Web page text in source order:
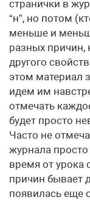
странички в
“н”, но потом
меньше и
разных причин,
другого
этом материал
идем им
отмечать
будет просто
Часто не
журнала просто
время от урока
причин бывает
появилась еще